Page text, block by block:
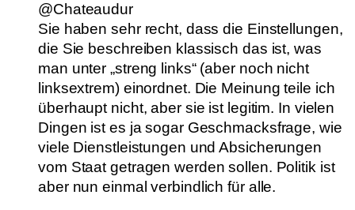
@Chateaudur
Sie haben sehr recht, dass die Einstellungen,
die Sie beschreiben klassisch das ist, was
man unter „streng links“ (aber noch nicht
linksextrem) einordnet. Die Meinung teile ich
überhaupt nicht, aber sie ist legitim. In vielen
Dingen ist es ja sogar Geschmacksfrage, wie
viele Dienstleistungen und Absicherungen
vom Staat getragen werden sollen. Politik ist
aber nun einmal verbindlich für alle.